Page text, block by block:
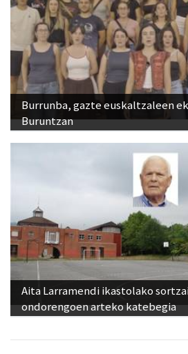
Burrunba, gazte euskaltzaleen
Buruntzan
Aita Larramendi ikastolako
ondorengoen arteko katebegia